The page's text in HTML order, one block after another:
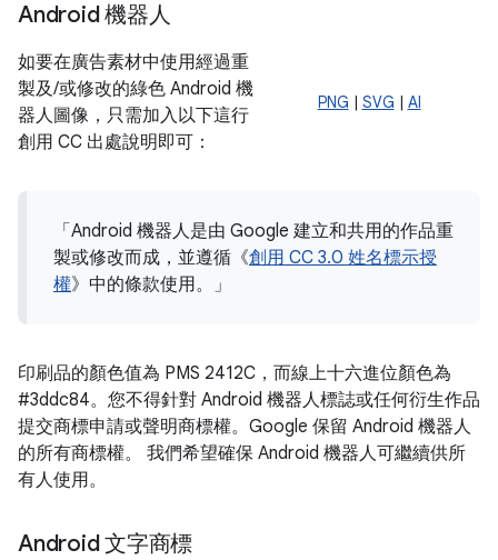
Android 機器人
PNG SVG AI
如要在廣告素材中使用經過重
製及/或修改的綠色 Android 機
器人圖像，只需加入以下這行
創用 CC 出處說明即可：
「Android 機器人是由 Google 建立和共用的作品重
製或修改而成，並遵循《創用 CC 3.0 姓名標示授
權》中的條款使用。」
印刷品的顏色值為 PMS 2412C，而線上十六進位顏色為
#3ddc84。您不得針對 Android 機器人標誌或任何衍生作品
提交商標申請或聲明商標權。Google 保留 Android 機器人
的所有商標權。 我們希望確保 Android 機器人可繼續供所
有人使用。
Android 文字商標